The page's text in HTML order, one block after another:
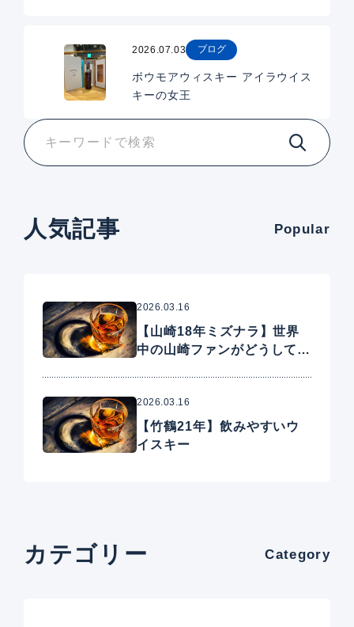
2026.07.03 ブログ
ボウモアウィスキー アイラウイス
キーの女王
人気記事 Popular
2026.03.16
【山崎18年ミズナラ】世界
中の山崎ファンがどうしても
2026.03.16
【竹鶴21年】飲みやすいウ
イスキー
カテゴリー Category